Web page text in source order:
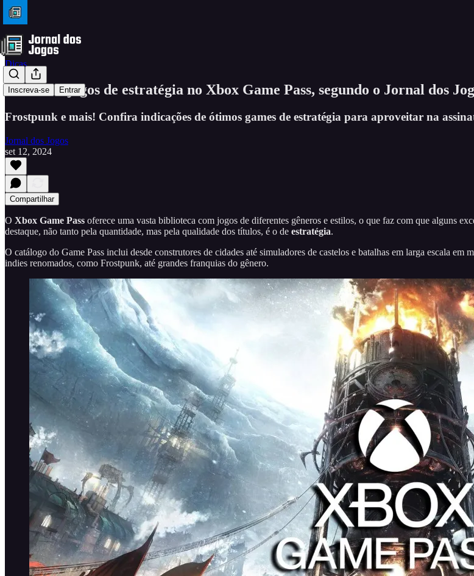
Inscreva-se Entrar
Dicas
Melhores jogos de estratégia no Xbox Game Pass, segundo o Jornal dos
Frostpunk e mais! Confira indicações de ótimos games de estratégia para aproveitar na
Jornal dos Jogos
set 12, 2024
Compartilhar
O Xbox Game Pass oferece uma vasta biblioteca com jogos de diferentes gêneros e estilos, o que faz com que alguns
destaque, não tanto pela quantidade, mas pela qualidade dos títulos, é o de estratégia.
O catálogo do Game Pass inclui desde construtores de cidades até simuladores de castelos e batalhas em larga escala
indies renomados, como Frostpunk, até grandes franquias do gênero.